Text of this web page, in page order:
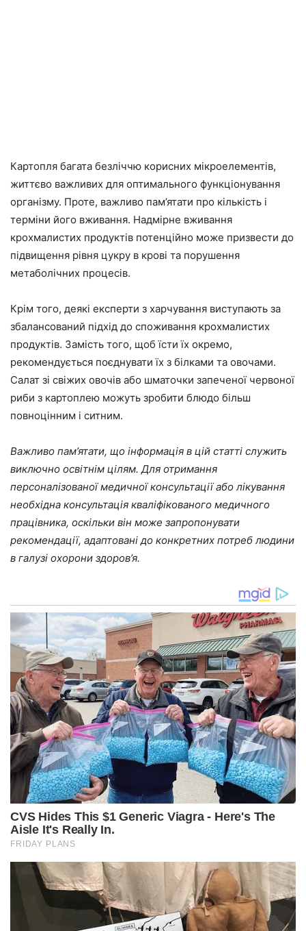
Картопля багата безліччю корисних мікроелементів,
життєво важливих для оптимального функціонування
організму. Проте, важливо пам’ятати про кількість і
терміни його вживання. Надмірне вживання
крохмалистих продуктів потенційно може призвести до
підвищення рівня цукру в крові та порушення
метаболічних процесів.
Крім того, деякі експерти з харчування виступають за
збалансований підхід до споживання крохмалистих
продуктів. Замість того, щоб їсти їх окремо,
рекомендується поєднувати їх з білками та овочами.
Салат зі свіжих овочів або шматочки запеченої червоної
риби з картоплею можуть зробити блюдо більш
повноцінним і ситним.
Важливо пам’ятати, що інформація в цій статті служить
виключно освітнім цілям. Для отримання
персоналізованої медичної консультації або лікування
необхідна консультація кваліфікованого медичного
працівника, оскільки він може запропонувати
рекомендації, адаптовані до конкретних потреб людини
в галузі охорони здоров’я.